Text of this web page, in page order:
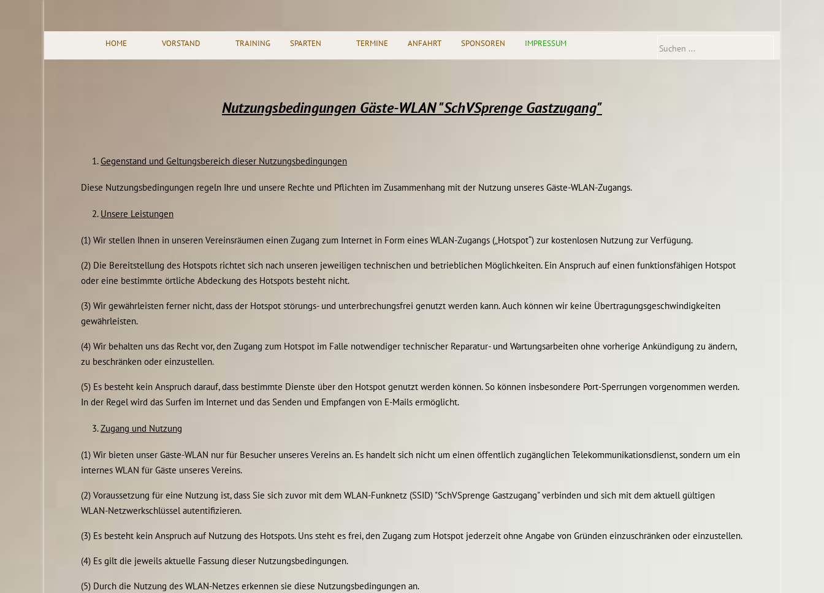
HOME VORSTAND TRAINING SPARTEN TERMINE ANFAHRT SPONSOREN IMPRESSUM
Nutzungsbedingungen Gäste-WLAN "SchVSprenge Gastzugang"
Gegenstand und Geltungsbereich dieser Nutzungsbedingungen
Diese Nutzungsbedingungen regeln Ihre und unsere Rechte und Pflichten im Zusammenhang mit der Nutzung unseres Gäste-WLAN-Zugangs.
Unsere Leistungen
(1) Wir stellen Ihnen in unseren Vereinsräumen einen Zugang zum Internet in Form eines WLAN-Zugangs („Hotspot“) zur kostenlosen Nutzung zur Verfügung.
(2) Die Bereitstellung des Hotspots richtet sich nach unseren jeweiligen technischen und betrieblichen Möglichkeiten. Ein Anspruch auf einen funktionsfähigen Hotspot
oder eine bestimmte örtliche Abdeckung des Hotspots besteht nicht.
(3) Wir gewährleisten ferner nicht, dass der Hotspot störungs- und unterbrechungsfrei genutzt werden kann. Auch können wir keine Übertragungsgeschwindigkeiten
gewährleisten.
(4) Wir behalten uns das Recht vor, den Zugang zum Hotspot im Falle notwendiger technischer Reparatur- und Wartungsarbeiten ohne vorherige Ankündigung zu ändern,
zu beschränken oder einzustellen.
(5) Es besteht kein Anspruch darauf, dass bestimmte Dienste über den Hotspot genutzt werden können. So können insbesondere Port-Sperrungen vorgenommen werden.
In der Regel wird das Surfen im Internet und das Senden und Empfangen von E-Mails ermöglicht.
Zugang und Nutzung
(1) Wir bieten unser Gäste-WLAN nur für Besucher unseres Vereins an. Es handelt sich nicht um einen öffentlich zugänglichen Telekommunikationsdienst, sondern um ein
internes WLAN für Gäste unseres Vereins.
(2) Voraussetzung für eine Nutzung ist, dass Sie sich zuvor mit dem WLAN-Funknetz (SSID) "SchVSprenge Gastzugang" verbinden und sich mit dem aktuell gültigen
WLAN-Netzwerkschlüssel autentifizieren.
(3) Es besteht kein Anspruch auf Nutzung des Hotspots. Uns steht es frei, den Zugang zum Hotspot jederzeit ohne Angabe von Gründen einzuschränken oder einzustellen.
(4) Es gilt die jeweils aktuelle Fassung dieser Nutzungsbedingungen.
(5) Durch die Nutzung des WLAN-Netzes erkennen sie diese Nutzungsbedingungen an.